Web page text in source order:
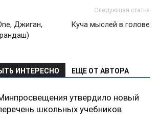
Джиган,
Следующая статья
Куча мыслей в голове
ИНТЕРЕСНО ЕЩЕ ОТ АВТОРА
утвердило новый
школьных учебников